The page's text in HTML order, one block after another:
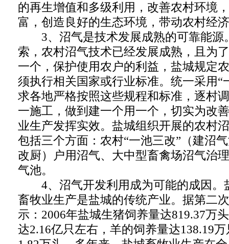
的再生增值和多级利用，改善农村环境
富，创造良好的生态环境，带动农村经
3、沼气是技术发展成熟的可靠能源
索，农村沼气技术已经发展成熟，且为
一个，保护使用农户的利益，盐城规定
须执行相关国家或行业标准。统一采用“
求各地严格按照这些规程和标准，逐村
一施工，做到建一个用一个，切实为改
业生产发挥实效。盐城组织开展的农村
包括三个方面：农村“一池三改”（建沼
改厨）户用沼气、大中型畜禽场沼气治
气池。
4、沼气开发利用成为可能的成因。
畜牧业生产是盐城的传统产业。据第二
示：2006年盐城生猪饲养量达819.37万
达2.16亿只左右，羊的饲养量达138.19